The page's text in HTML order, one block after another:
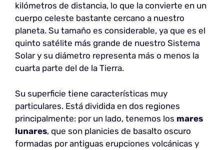
kilómetros de distancia, lo que la convierte en un
cuerpo celeste bastante cercano a nuestro
planeta. Su tamaño es considerable, ya que es el
quinto satélite más grande de nuestro Sistema
Solar y su diámetro representa más o menos la
cuarta parte del de la Tierra.
Su superficie tiene características muy
particulares. Está dividida en dos regiones
principalmente: por un lado, tenemos los mares
lunares, que son planicies de basalto oscuro
formadas por antiguas erupciones volcánicas y